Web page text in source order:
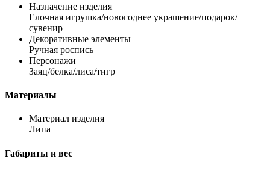
Назначение изделия
Елочная игрушка/новогоднее украшение/подарок/
сувенир
Декоративные элементы
Ручная роспись
Персонажи
Заяц/белка/лиса/тигр
Материалы
Материал изделия
Липа
Габариты и вес